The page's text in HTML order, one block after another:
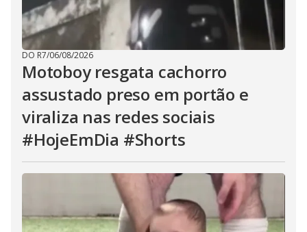
DO R7/06/08/2026
Motoboy resgata cachorro
assustado preso em portão e
viraliza nas redes sociais
#HojeEmDia #Shorts